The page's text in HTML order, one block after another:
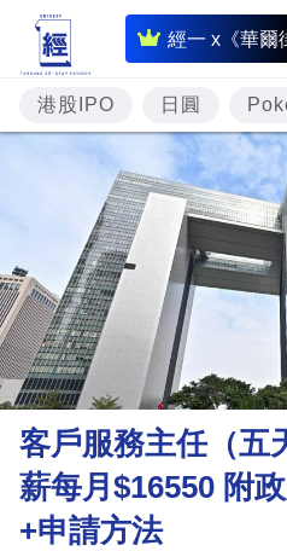
經一 x《華爾
即
時
財
經
專
資
樓
市
理
財
商
業
港股IPO 日圓
客戶服務主任（五
薪每月$16550 附
+申請方法